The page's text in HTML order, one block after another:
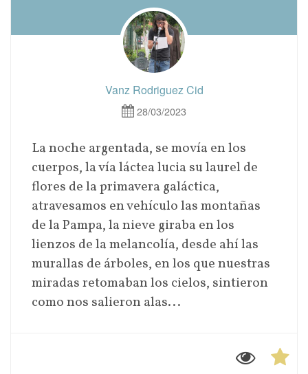
Vanz Rodriguez Cid
28/03/2023
La noche argentada, se movía en los
cuerpos, la vía láctea lucia su laurel de
flores de la primavera galáctica,
atravesamos en vehículo las montañas
de la Pampa, la nieve giraba en los
lienzos de la melancolía, desde ahí las
murallas de árboles, en los que nuestras
miradas retomaban los cielos, sintieron
como nos salieron alas...